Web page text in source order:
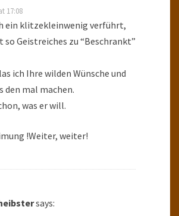
17:08
ein klitzekleinwenig verführt,
so Geistreiches zu “Beschrankt”
ich Ihre wilden Wünsche und
den mal machen.
was er will.
!Weiter, weiter!
says: